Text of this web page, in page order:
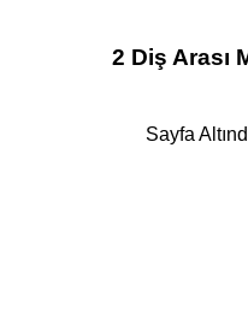
2 Diş Arası
Sayfa